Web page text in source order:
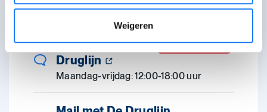
Weigeren
open om 12:00
Chat met De
Druglijn
Maandag-vrijdag: 12:00-18:00 uur